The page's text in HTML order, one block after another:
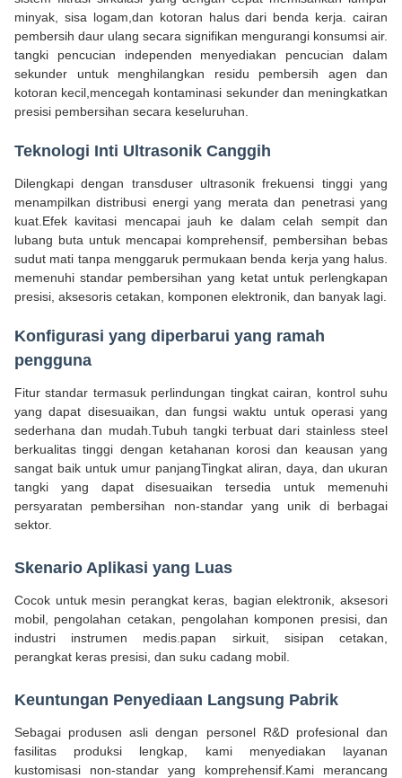
minyak, sisa logam,dan kotoran halus dari benda kerja. cairan
pembersih daur ulang secara signifikan mengurangi konsumsi air.
tangki pencucian independen menyediakan pencucian dalam
sekunder untuk menghilangkan residu pembersih agen dan
kotoran kecil,mencegah kontaminasi sekunder dan meningkatkan
presisi pembersihan secara keseluruhan.
Teknologi Inti Ultrasonik Canggih
Dilengkapi dengan transduser ultrasonik frekuensi tinggi yang
menampilkan distribusi energi yang merata dan penetrasi yang
kuat.Efek kavitasi mencapai jauh ke dalam celah sempit dan
lubang buta untuk mencapai komprehensif, pembersihan bebas
sudut mati tanpa menggaruk permukaan benda kerja yang halus.
memenuhi standar pembersihan yang ketat untuk perlengkapan
presisi, aksesoris cetakan, komponen elektronik, dan banyak lagi.
Konfigurasi yang diperbarui yang ramah
pengguna
Fitur standar termasuk perlindungan tingkat cairan, kontrol suhu
yang dapat disesuaikan, dan fungsi waktu untuk operasi yang
sederhana dan mudah.Tubuh tangki terbuat dari stainless steel
berkualitas tinggi dengan ketahanan korosi dan keausan yang
sangat baik untuk umur panjangTingkat aliran, daya, dan ukuran
tangki yang dapat disesuaikan tersedia untuk memenuhi
persyaratan pembersihan non-standar yang unik di berbagai
sektor.
Skenario Aplikasi yang Luas
Cocok untuk mesin perangkat keras, bagian elektronik, aksesori
mobil, pengolahan cetakan, pengolahan komponen presisi, dan
industri instrumen medis.papan sirkuit, sisipan cetakan,
perangkat keras presisi, dan suku cadang mobil.
Keuntungan Penyediaan Langsung Pabrik
Sebagai produsen asli dengan personel R&D profesional dan
fasilitas produksi lengkap, kami menyediakan layanan
kustomisasi non-standar yang komprehensif.Kami merancang